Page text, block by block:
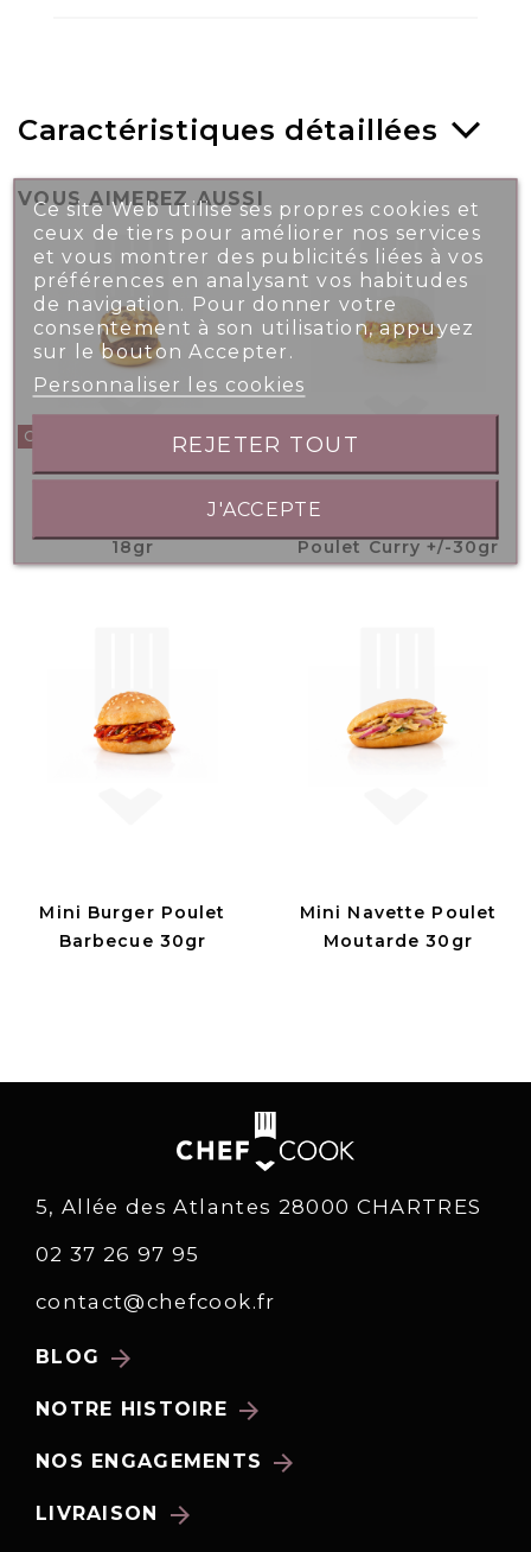
Caractéristiques détaillées
VOUS AIMEREZ AUSSI
OPPORTUNITÉS
Mini Burger Boeuf
18gr
Poulet Curry +/-30gr
Mini Burger Poulet
Barbecue 30gr
Mini Navette Poulet
Moutarde 30gr
5, Allée des Atlantes 28000 CHARTRES
02 37 26 97 95
contact@chefcook.fr
BLOG arrow_forward
NOTRE HISTOIRE arrow_forward
NOS ENGAGEMENTS arrow_forward
LIVRAISON arrow_forward
Ce site Web utilise ses propres cookies et
ceux de tiers pour améliorer nos services
et vous montrer des publicités liées à vos
préférences en analysant vos habitudes
de navigation. Pour donner votre
consentement à son utilisation, appuyez
sur le bouton Accepter.
Personnaliser les cookies
REJETER TOUT
J'ACCEPTE